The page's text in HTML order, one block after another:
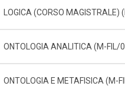
LOGICA (CORSO MAGISTRALE)
ONTOLOGIA ANALITICA (M-FIL/
ONTOLOGIA E METAFISICA (M-